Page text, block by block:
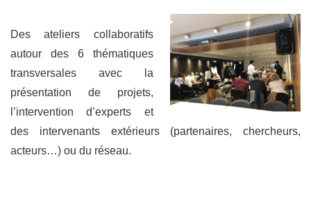
Des ateliers collaboratifs
autour des 6 thématiques
transversales avec la
présentation de projets,
l’intervention d’experts et
des intervenants extérieurs (partenaires, chercheurs,
acteurs…) ou du réseau.